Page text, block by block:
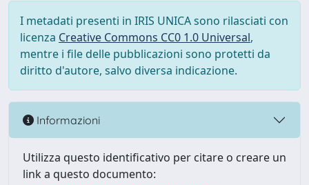
I metadati presenti in IRIS UNICA sono rilasciati con
licenza Creative Commons CC0 1.0 Universal,
mentre i file delle pubblicazioni sono protetti da
diritto d'autore, salvo diversa indicazione.
Informazioni
Utilizza questo identificativo per citare o creare un
link a questo documento: